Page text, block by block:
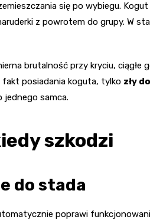
się po wybiegu.
z powrotem do grupy. W
brutalność przy kryciu, ciągłe
fakt posiadania koguta, tylko zły
jednego samca.
szkodzi
do stada
poprawi